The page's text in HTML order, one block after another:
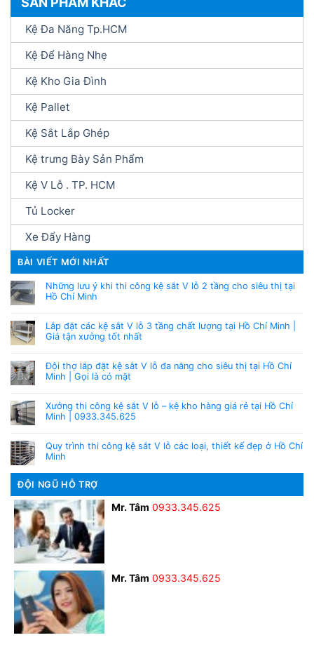
Kệ Đa Năng Tp.HCM
Kệ Để Hàng Nhẹ
Kệ Kho Gia Đình
Kệ Pallet
Kệ Sắt Lắp Ghép
Kệ trưng Bày Sản Phẩm
Kệ V Lỗ . TP. HCM
Tủ Locker
Xe Đẩy Hàng
BÀI VIẾT MỚI NHẤT
Những lưu ý khi thi công kệ sắt V lỗ 2 tầng cho siêu thị tại
Hồ Chí Minh
Lắp đặt các kệ sắt V lỗ 3 tầng chất lượng tại Hồ Chí Minh |
Giá tận xưởng tốt nhất
Đội thợ lắp đặt kệ sắt V lỗ đa năng cho siêu thị tại Hồ Chí
Minh | Gọi là có mặt
Xưởng thi công kệ sắt V lỗ – kệ kho hàng giá rẻ tại Hồ Chí
Minh | 0933.345.625
Quy trình thi công kệ sắt V lỗ các loại, thiết kế đẹp ở Hồ Chí
Minh
ĐỘI NGŨ HỖ TRỢ
Mr. Tâm 0933.345.625
Mr. Tâm 0933.345.625